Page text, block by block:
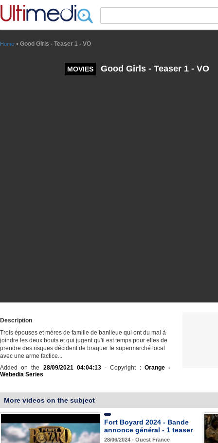
Home > Good Girls - Teaser 1 - VO
MOVIES Good Girls - Teaser 1 - VO
Description
Trois épouses et mères de famille de banlieue qui ont du mal à
joindre les deux bouts et qui jugent qu'il est temps pour elles de
prendre des risques décident de braquer le supermarché local
avec une arme factice...
Added on the 28/09/2021 04:04:13- Copyright : Orange -
Webedia Series
More videos on the subject
Fort Boyard 2024 - Bande
annonce général - 1 teaser
28/06/2024 - Ouest France
Panneau de gestion des cookies